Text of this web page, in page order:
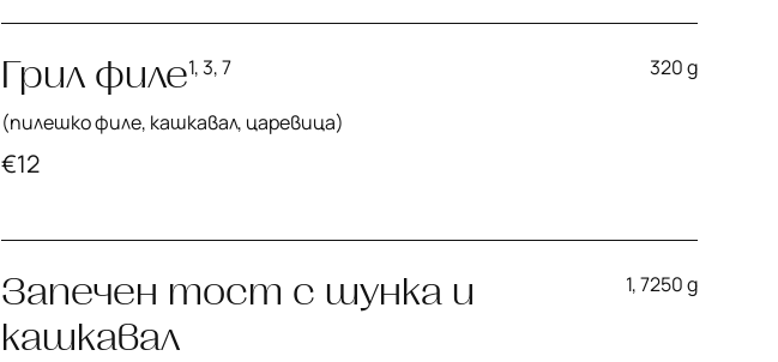
Грил филе1, 3, 7 320 g
(пилешко филе, кашкавал, царевица)
€12
Запечен тост с шунка и
кашкавал
1, 7250 g